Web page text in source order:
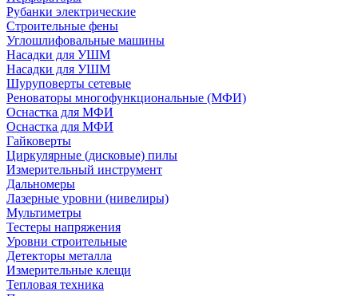
Рубанки электрические
Строительные фены
Углошлифовальные машины
Насадки для УШМ
Насадки для УШМ
Шуруповерты сетевые
Реноваторы многофункциональные (МФИ)
Оснастка для МФИ
Оснастка для МФИ
Гайковерты
Циркулярные (дисковые) пилы
Измерительный инструмент
Дальномеры
Лазерные уровни (нивелиры)
Мультиметры
Тестеры напряжения
Уровни строительные
Детекторы металла
Измерительные клещи
Тепловая техника